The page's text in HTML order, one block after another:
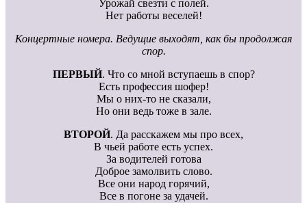
Урожай свезти с полей.
Нет работы веселей!
Концертные номера. Ведущие выходят, как бы продолжая
спор.
ПЕРВЫЙ. Что со мной вступаешь в спор?
Есть профессия шофер!
Мы о них-то не сказали,
Но они ведь тоже в зале.
ВТОРОЙ. Да расскажем мы про всех,
В чьей работе есть успех.
За водителей готова
Доброе замолвить слово.
Все они народ горячий,
Все в погоне за удачей.